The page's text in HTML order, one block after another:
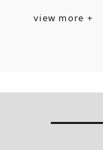
view more +